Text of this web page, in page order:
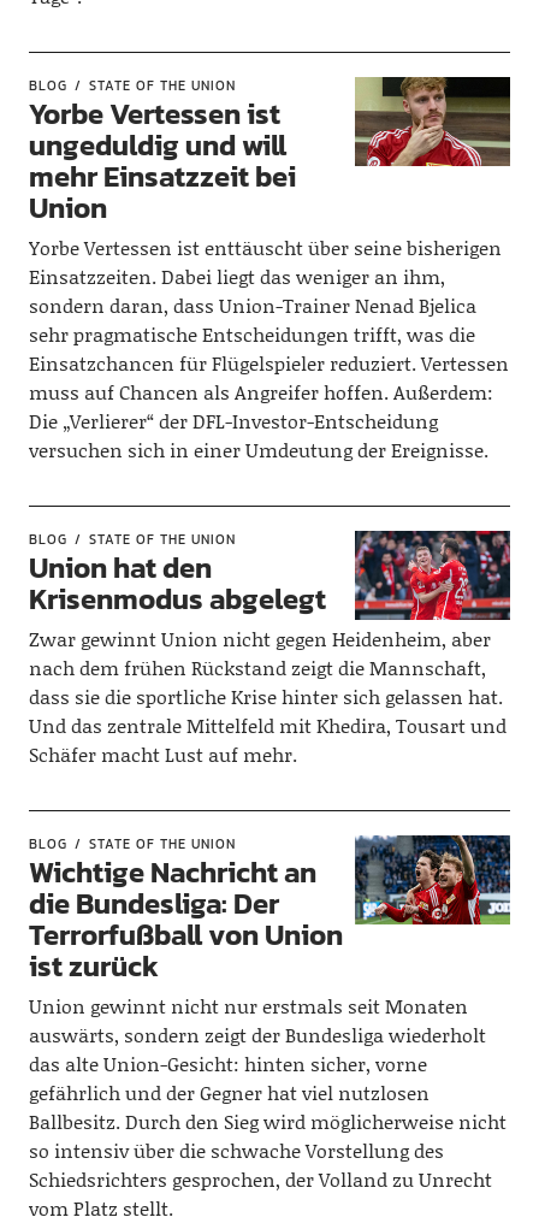
BLOG STATE OF THE UNION
Yorbe Vertessen ist
ungeduldig und will
mehr Einsatzzeit bei
Union
Yorbe Vertessen ist enttäuscht über seine bisherigen
Einsatzzeiten. Dabei liegt das weniger an ihm,
sondern daran, dass Union-Trainer Nenad Bjelica
sehr pragmatische Entscheidungen trifft, was die
Einsatzchancen für Flügelspieler reduziert. Vertessen
muss auf Chancen als Angreifer hoffen. Außerdem:
Die „Verlierer“ der DFL-Investor-Entscheidung
versuchen sich in einer Umdeutung der Ereignisse.
BLOG STATE OF THE UNION
Union hat den
Krisenmodus abgelegt
Zwar gewinnt Union nicht gegen Heidenheim, aber
nach dem frühen Rückstand zeigt die Mannschaft,
dass sie die sportliche Krise hinter sich gelassen hat.
Und das zentrale Mittelfeld mit Khedira, Tousart und
Schäfer macht Lust auf mehr.
BLOG STATE OF THE UNION
Wichtige Nachricht an
die Bundesliga: Der
Terrorfußball von Union
ist zurück
Union gewinnt nicht nur erstmals seit Monaten
auswärts, sondern zeigt der Bundesliga wiederholt
das alte Union-Gesicht: hinten sicher, vorne
gefährlich und der Gegner hat viel nutzlosen
Ballbesitz. Durch den Sieg wird möglicherweise nicht
so intensiv über die schwache Vorstellung des
Schiedsrichters gesprochen, der Volland zu Unrecht
vom Platz stellt.